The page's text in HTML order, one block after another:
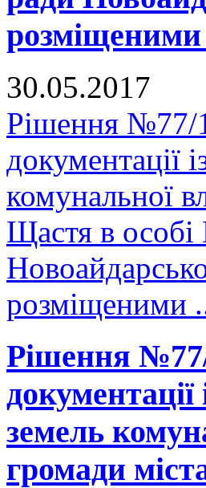
30.05.2017
Рішення №77/
документації
комунальної
Щастя в особі
розміщеними
Рішення
земель
громади